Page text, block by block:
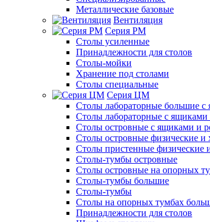
Металлические базовые
Вентиляция
Серия РМ
Столы усиленные
Принадлежности для столов
Столы-мойки
Хранение под столами
Столы специальные
Серия ЦМ
Столы лабораторные большие с
Столы лабораторные с ящиками
Столы островные с ящиками и
Столы островные физические и
Столы пристенные физические
Столы-тумбы островные
Столы островные на опорных
Столы-тумбы большие
Столы-тумбы
Столы на опорных тумбах
Принадлежности для столов